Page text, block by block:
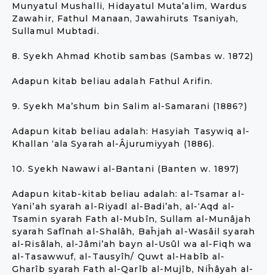
Munyatul Mushalli, Hidayatul Muta’alim, Wardus
Zawahir, Fathul Manaan, Jawahiruts Tsaniyah,
Sullamul Mubtadi.
8. Syekh Ahmad Khotib sambas (Sambas w. 1872)
Adapun kitab beliau adalah Fathul Arifin.
9. Syekh Ma’shum bin Salim al-Samarani (1886?)
Adapun kitab beliau adalah: Hasyiah Tasywiq al-
Khallan ‘ala Syarah al-Âjurumiyyah (1886).
10. Syekh Nawawi al-Bantani (Banten w. 1897)
Adapun kitab-kitab beliau adalah: al-Tsamar al-
Yani’ah syarah al-Riyadl al-Badi’ah, al-‘Aqd al-
Tsamin syarah Fath al-Mubîn, Sullam al-Munâjah
syarah Safînah al-Shalâh, Baĥjah al-Wasâil syarah
al-Risâlah, al-Jâmi’ah bayn al-Usûl wa al-Fiqh wa
al-Tasawwuf, al-Tausyîh/ Quwt al-Habîb al-
Gharîb syarah Fath al-Qarîb al-Mujîb, Niĥâyah al-